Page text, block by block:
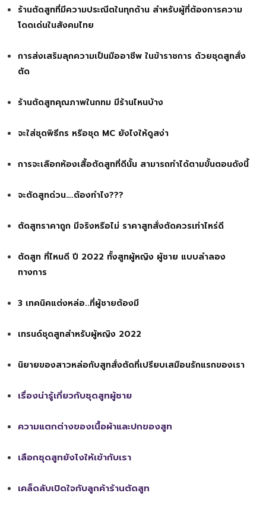
ร้านตัดสูทที่มีความประณีตในทุกด้าน สำหรับผู้ที่ต้องการความ
โดดเด่นในสังคมไทย
การส่งเสริมลุกความเป็นมืออาชีพ ในข้าราชการ ด้วยชุดสูทสั่ง
ตัด
ร้านตัดสูทคุณภาพในกทม มีร้านไหนบ้าง
จะใส่ชุดพิธีกร หรือชุด MC ยังไงให้ดูสง่า
การจะเลือกห้องเสื้อตัดสูทที่ดีนั้น สามารถทำได้ตามขั้นตอนดังนี้
จะตัดสูทด่วน….ต้องทำไง???
ตัดสูทราคาถูก มีจริงหรือไม่ ราคาสูทสั่งตัดควรเท่าไหร่ดี
ตัดสูท ที่ไหนดี ปี 2022 ทั้งสูทผู้หญิง ผู้ชาย แบบลำลอง
ทางการ
3 เทคนิคแต่งหล่อ..ที่ผู้ชายต้องมี
เทรนด์ชุดสูทสำหรับผู้หญิง 2022
นิยายของสาวหล่อกับสูทสั่งตัดที่เปรียบเสมือนรักแรกของเรา
เรื่องน่ารู้เกี่ยวกับชุดสูทผู้ชาย
ความแตกต่างของเนื้อผ้าและปกของสูท
เลือกชุดสูทยังไงให้เข้ากับเรา
เคล็ดลับเปิดใจกับลูกค้าร้านตัดสูท